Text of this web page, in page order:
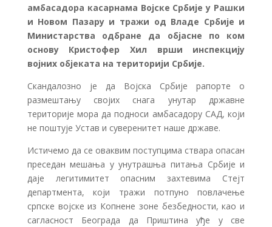
амбасадора касарнама Војске Србије у Рашки
и Новом Пазару и тражи од Владе Србије и
Министарства одбране да објасне по ком
основу Кристофер Хил врши инспекцију
војних објеката на територији Србије.
Скандалозно је да Војска Србије рапорте о
размештању својих снага унутар државне
територије мора да подноси амбасадору САД, који
не поштује Устав и суверенитет наше државе.
Истичемо да се оваквим поступцима ствара опасан
преседан мешања у унутрашња питања Србије и
даје легитимитет опасним захтевима Стејт
департмента, који тражи потпуно повлачење
српске војске из Копнене зоне безбедности, као и
сагласност Београда да Приштина уђе у све